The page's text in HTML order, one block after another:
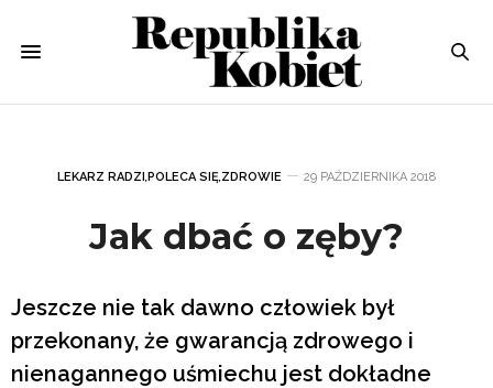
LEKARZ RADZI,POLECA SIĘ,ZDROWIE 29 PAŹDZIERNIKA 2018
Jak dbać o zęby?
Jeszcze nie tak dawno człowiek był
przekonany, że gwarancją zdrowego i
nienagannego uśmiechu jest dokładne